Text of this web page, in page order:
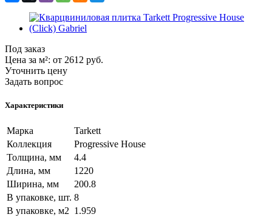
Под заказ
Цена за м²: от 2612 руб.
Уточнить цену
Задать вопрос
Характеристики
Марка
Tarkett
Коллекция
Progressive House
Толщина, мм
4.4
Длина, мм
1220
Ширина, мм
200.8
В упаковке, шт. 8
В упаковке, м2 1.959